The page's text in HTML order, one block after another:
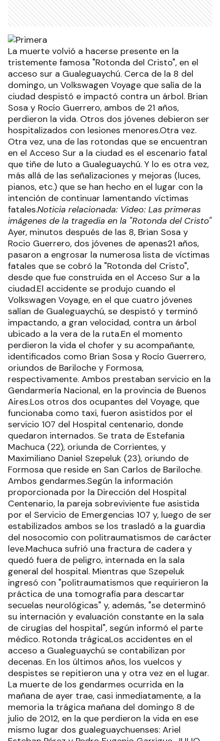
La muerte volvió a hacerse presente en la
tristemente famosa "Rotonda del Cristo", en el
acceso sur a Gualeguaychú. Cerca de la 8 del
domingo, un Volkswagen Voyage que salía de la
ciudad despistó e impactó contra un árbol. Brian
Sosa y Rocío Guerrero, ambos de 21 años,
perdieron la vida. Otros dos jóvenes debieron ser
hospitalizados con lesiones menores.Otra vez.
Otra vez, una de las rotondas que se encuentran
en el Acceso Sur a la ciudad es el escenario fatal
que tiñe de luto a Gualeguaychú. Y lo es otra vez,
más allá de las señalizaciones y mejoras (luces,
pianos, etc.) que se han hecho en el lugar con la
intención de continuar lamentando víctimas
fatales.Noticia relacionada: Video: Las primeras
imágenes de la tragedia en la "Rotonda del Cristo"
Ayer, minutos después de las 8, Brian Sosa y
Rocio Guerrero, dos jóvenes de apenas21 años,
pasaron a engrosar la numerosa lista de víctimas
fatales que se cobró la "Rotonda del Cristo",
desde que fue construida en el Acceso Sur a la
ciudad.El accidente se produjo cuando el
Volkswagen Voyage, en el que cuatro jóvenes
salían de Gualeguaychú, se despistó y terminó
impactando, a gran velocidad, contra un árbol
ubicado a la vera de la ruta.En el momento
perdieron la vida el chofer y su acompañante,
identificados como Brian Sosa y Rocío Guerrero,
oriundos de Bariloche y Formosa,
respectivamente. Ambos prestaban servicio en la
Gendarmería Nacional, en la provincia de Buenos
Aires.Los otros dos ocupantes del Voyage, que
funcionaba como taxi, fueron asistidos por el
servicio 107 del Hospital centenario, donde
quedaron internados. Se trata de Estefania
Machuca (22), oriunda de Corrientes, y
Maximiliano Daniel Szepeluk (23), oriundo de
Formosa que reside en San Carlos de Bariloche.
Ambos gendarmes.Según la información
proporcionada por la Dirección del Hospital
Centenario, la pareja sobreviviente fue asistida
por el Servicio de Emergencias 107 y, luego de ser
estabilizados ambos se los trasladó a la guardia
del nosocomio con politraumatismos de carácter
leve.Machuca sufrió una fractura de cadera y
quedó fuera de peligro, internada en la sala
general del hospital. Mientras que Szepeluk
ingresó con "politraumatismos que requirieron la
práctica de una tomografía para descartar
secuelas neurológicas" y, además, "se determinó
su internación y evaluación constante en la sala
de cirugías del hospital", según informó el parte
médico. Rotonda trágicaLos accidentes en el
acceso a Gualeguaychú se contabilizan por
decenas. En los últimos años, los vuelcos y
despistes se repitieron una y otra vez en el lugar.
La muerte de los gendarmes ocurrida en la
mañana de ayer trae, casi inmediatamente, a la
memoria la trágica mañana del domingo 8 de
julio de 2012, en la que perdieron la vida en ese
mismo lugar dos gualeguaychuenses: Ariel